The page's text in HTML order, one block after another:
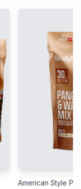
American Style